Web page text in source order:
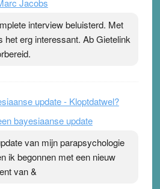
het gevoel ‘makkelijker te
topspsort ›[...]
Jacobs
interview beluisterd. Met
het erg interessant. Ab Gietelink
update - Kloptdatwel?
bayesiaanse update
van mijn parapsychologie
ik begonnen met een nieuw
van &